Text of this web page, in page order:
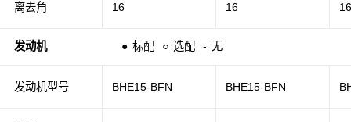
离去角
发动机 ● 标配 ○ 选配 - 无
发动机型号
16 16
BHE15-BFN BHE15-BFN